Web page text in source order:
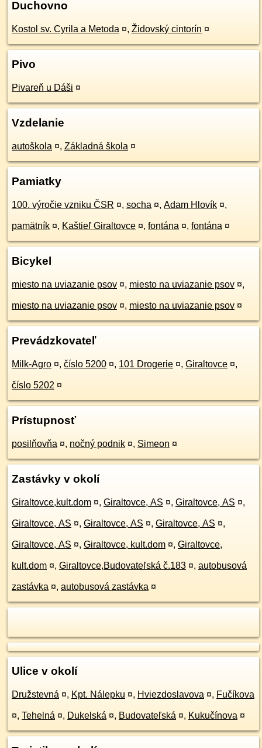
Duchovno
Kostol sv. Cyrila a Metoda ¤, Židovský cintorín ¤
Pivo
Pivareň u Dáši ¤
Vzdelanie
autoškola ¤, Základná škola ¤
Pamiatky
100. výročie vzniku ČSR ¤, socha ¤, Adam Hlovík ¤,
pamätník ¤, Kaštieľ Giraltovce ¤, fontána ¤, fontána ¤
Bicykel
miesto na uviazanie psov ¤, miesto na uviazanie psov ¤,
miesto na uviazanie psov ¤, miesto na uviazanie psov ¤
Prevádzkovateľ
Milk-Agro ¤, číslo 5200 ¤, 101 Drogerie ¤, Giraltovce ¤,
číslo 5202 ¤
Prístupnosť
posilňovňa ¤, nočný podnik ¤, Simeon ¤
Zastávky v okolí
Giraltovce,kult.dom ¤, Giraltovce, AS ¤, Giraltovce, AS ¤,
Giraltovce, AS ¤, Giraltovce, AS ¤, Giraltovce, AS ¤,
Giraltovce, AS ¤, Giraltovce, kult.dom ¤, Giraltovce,
kult.dom ¤, Giraltovce,Budovateľská č.183 ¤, autobusová
zastávka ¤, autobusová zastávka ¤
Ulice v okolí
Družstevná ¤, Kpt. Nálepku ¤, Hviezdoslavova ¤, Fučíkova
¤, Tehelná ¤, Dukelská ¤, Budovateľská ¤, Kukučínova ¤